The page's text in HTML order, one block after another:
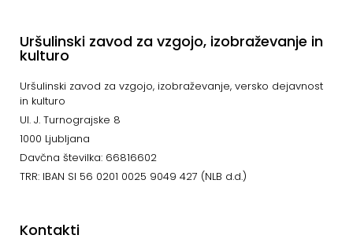
Uršulinski zavod za vzgojo, izobraževanje in
kulturo
Uršulinski zavod za vzgojo, izobraževanje, versko dejavnost
in kulturo
Ul. J. Turnograjske 8
1000 Ljubljana
Davčna številka: 66816602
TRR: IBAN SI 56 0201 0025 9049 427 (NLB d.d.)
Kontakti